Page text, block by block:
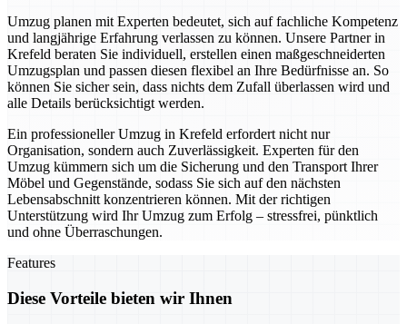
Umzug planen mit Experten bedeutet, sich auf fachliche Kompetenz
und langjährige Erfahrung verlassen zu können. Unsere Partner in
Krefeld beraten Sie individuell, erstellen einen maßgeschneiderten
Umzugsplan und passen diesen flexibel an Ihre Bedürfnisse an. So
können Sie sicher sein, dass nichts dem Zufall überlassen wird und
alle Details berücksichtigt werden.
Ein professioneller Umzug in Krefeld erfordert nicht nur
Organisation, sondern auch Zuverlässigkeit. Experten für den
Umzug kümmern sich um die Sicherung und den Transport Ihrer
Möbel und Gegenstände, sodass Sie sich auf den nächsten
Lebensabschnitt konzentrieren können. Mit der richtigen
Unterstützung wird Ihr Umzug zum Erfolg – stressfrei, pünktlich
und ohne Überraschungen.
Features
Diese Vorteile bieten wir Ihnen